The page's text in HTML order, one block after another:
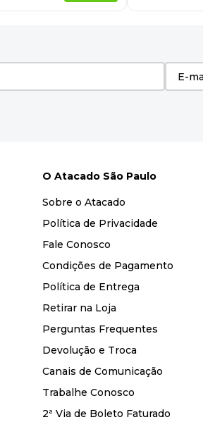
O Atacado São Paulo
Sobre o Atacado
Política de Privacidade
Fale Conosco
Condições de Pagamento
Política de Entrega
Retirar na Loja
Perguntas Frequentes
Devolução e Troca
Canais de Comunicação
Trabalhe Conosco
2ª Via de Boleto Faturado